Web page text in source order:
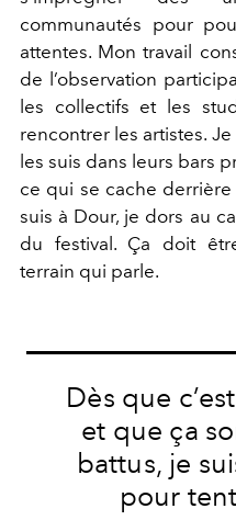
communautés pour
attentes. Mon travail
de l’observation
les collectifs et les
rencontrer les artistes.
les suis dans leurs bars
ce qui se cache
suis à Dour, je dors au
du festival. Ça doit
terrain qui parle.
Dès que
et que ça
battus, je
pour